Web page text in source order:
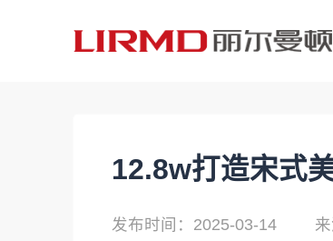
12.8w打造宋式
发布时间：2025-03-14